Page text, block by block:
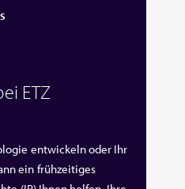
ETZ
entwickeln oder Ihr
ein frühzeitiges